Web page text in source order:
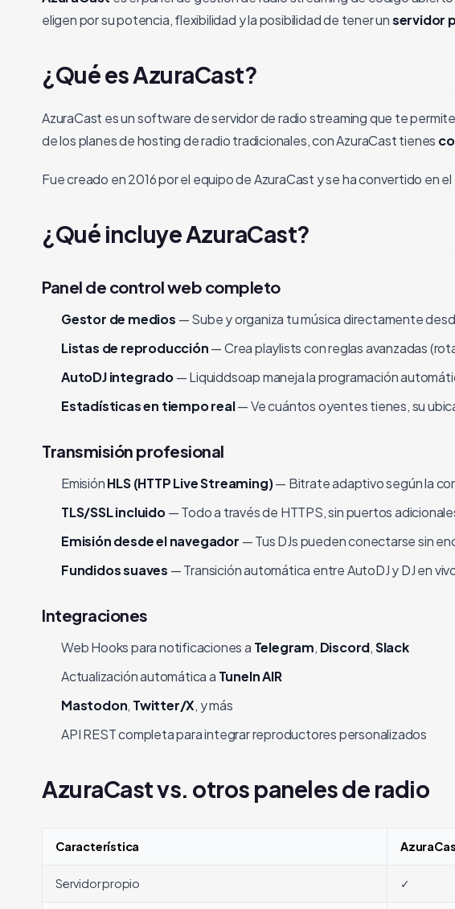
eligen por su potencia, flexibilidad y la posibilidad de tener unservidor
¿Qué es AzuraCast?
AzuraCast es un software de servidor de radio streaming que te
de los planes de hosting de radio tradicionales, con AzuraCast tienes
Fue creado en 2016 por el equipo de AzuraCast y se ha convertido
¿Qué incluye AzuraCast?
Panel de control web completo
Gestor de medios — Sube y organiza tu música directamente
Listas de reproducción— Crea playlists con reglas avanzadas
AutoDJ integrado— Liquiddsoap maneja la programación
Estadísticas en tiempo real— Ve cuántos oyentes tienes, su
Transmisión profesional
EmisiónHLS (HTTP Live Streaming)— Bitrate adaptivo según la
TLS/SSL incluido— Todo a través de HTTPS, sin puertos
Emisión desde el navegador — Tus DJs pueden conectarse sin
Fundidos suaves — Transición automática entre AutoDJ y DJ en
Integraciones
Web Hooks para notificaciones a Telegram, Discord,Slack
Actualización automática a TuneIn AIR
Mastodon, Twitter/X, y más
API REST completa para integrar reproductores personalizados
AzuraCast vs. otros paneles de radio
Característica
Servidor propio ✓